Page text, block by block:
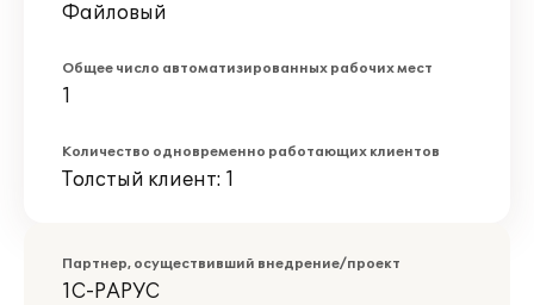
Файловый
Общее число автоматизированных рабочих мест
1
Количество одновременно работающих клиентов
Толстый клиент: 1
Партнер, осуществивший внедрение/проект
1С-РАРУС